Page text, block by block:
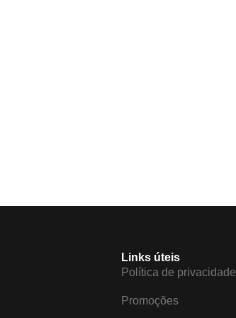
Links úteis
Política de privacidade
Promoções